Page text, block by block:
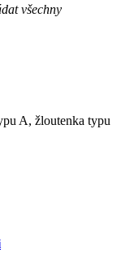
všechny
A, žloutenka typu